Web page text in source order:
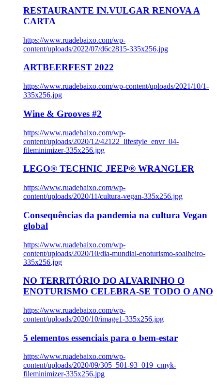
RESTAURANTE IN.VULGAR RENOVA A
CARTA
https://www.ruadebaixo.com/wp-
content/uploads/2022/07/d6c2815-335x256.jpg
ARTBEERFEST 2022
https://www.ruadebaixo.com/wp-content/uploads/2021/10/1-
335x256.jpg
Wine & Grooves #2
https://www.ruadebaixo.com/wp-
content/uploads/2020/12/42122_lifestyle_envr_04-
fileminimizer-335x256.jpg
LEGO® TECHNIC JEEP® WRANGLER
https://www.ruadebaixo.com/wp-
content/uploads/2020/11/cultura-vegan-335x256.jpg
Consequências da pandemia na cultura Vegan
global
https://www.ruadebaixo.com/wp-
content/uploads/2020/10/dia-mundial-enoturismo-soalheiro-
335x256.jpg
NO TERRITÓRIO DO ALVARINHO O
ENOTURISMO CELEBRA-SE TODO O ANO
https://www.ruadebaixo.com/wp-
content/uploads/2020/10/image1-335x256.jpg
5 elementos essenciais para o bem-estar
https://www.ruadebaixo.com/wp-
content/uploads/2020/09/305_501-93_019_cmyk-
fileminimizer-335x256.jpg